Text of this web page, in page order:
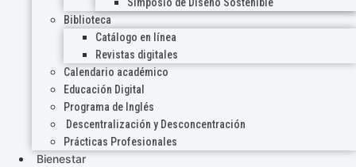
Simposio de Diseño Sostenible
Biblioteca
Catálogo en línea
Revistas digitales
Calendario académico
Educación Digital
Programa de Inglés
Descentralización y Desconcentración
Prácticas Profesionales
Bienestar